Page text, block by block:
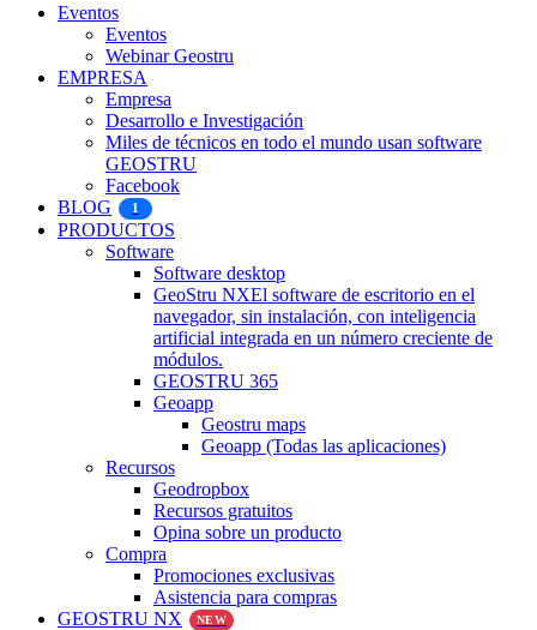
Eventos
Eventos
Webinar Geostru
EMPRESA
Empresa
Desarrollo e Investigación
Miles de técnicos en todo el mundo usan software
GEOSTRU
Facebook
BLOG
1
PRODUCTOS
Software
Software desktop
GeoStru NXEl software de escritorio en el
navegador, sin instalación, con inteligencia
artificial integrada en un número creciente de
módulos.
GEOSTRU 365
Geoapp
Geostru maps
Geoapp (Todas las aplicaciones)
Recursos
Geodropbox
Recursos gratuitos
Opina sobre un producto
Compra
Promociones exclusivas
Asistencia para compras
GEOSTRU NX
NEW